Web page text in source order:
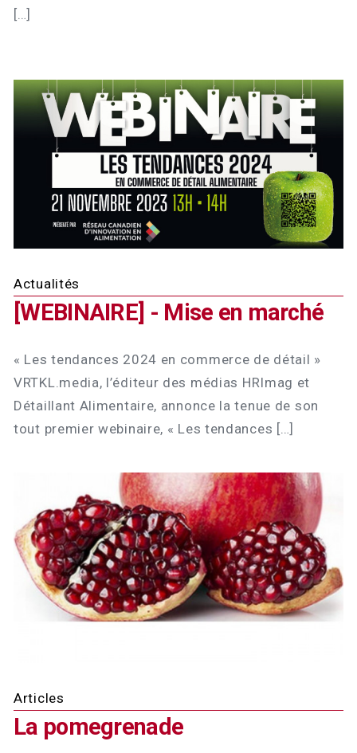
[…]
Actualités
[WEBINAIRE] - Mise en marché
« Les tendances 2024 en commerce de détail »
VRTKL.media, l’éditeur des médias HRImag et
Détaillant Alimentaire, annonce la tenue de son
tout premier webinaire, « Les tendances […]
Articles
La pomegrenade